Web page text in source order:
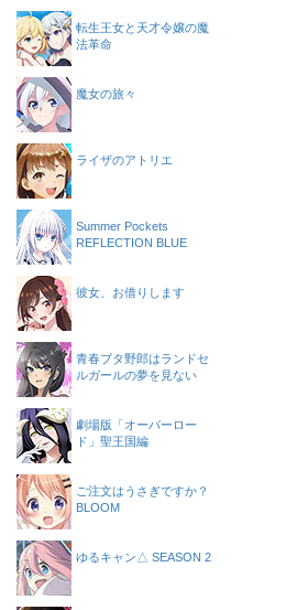
転生王女と天才令嬢の魔
法革命
魔女の旅々
ライザのアトリエ
Summer Pockets
REFLECTION BLUE
彼女、お借りします
青春ブタ野郎はランドセ
ルガールの夢を見ない
劇場版「オーバーロー
ド」聖王国編
ご注文はうさぎですか？
BLOOM
ゆるキャン△ SEASON 2